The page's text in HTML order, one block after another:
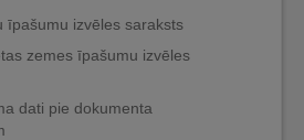
īpašumu izvēles saraksts
zemes īpašumu izvēles
dati pie dokumenta